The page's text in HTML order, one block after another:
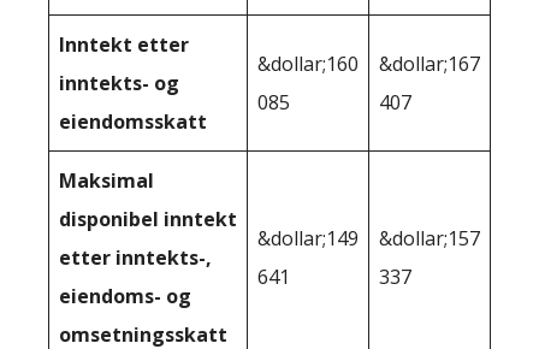
Inntekt etter
inntekts- og
eiendomsskatt
&dollar;160
085
&dollar;167
407
Maksimal
disponibel inntekt
etter inntekts-,
eiendoms- og
omsetningsskatt
&dollar;149
641
&dollar;157
337